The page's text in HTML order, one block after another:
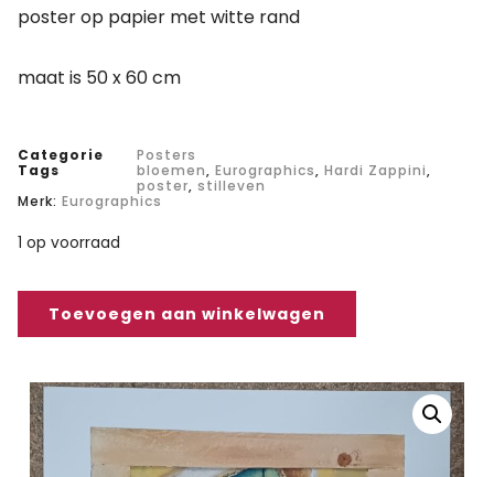
poster op papier met witte rand
maat is 50 x 60 cm
Categorie
Posters
Tags
bloemen, Eurographics, Hardi Zappini,
poster, stilleven
Merk: Eurographics
1 op voorraad
Toevoegen aan winkelwagen